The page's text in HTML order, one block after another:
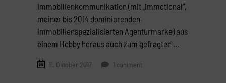
Immobilienkommunikation (mit „immotional“,
meiner bis 2014 dominierenden,
immobilienspezialisierten Agenturmarke) aus
einem Hobby heraus auch zum gefragten
11. Oktober 2017 1 comment